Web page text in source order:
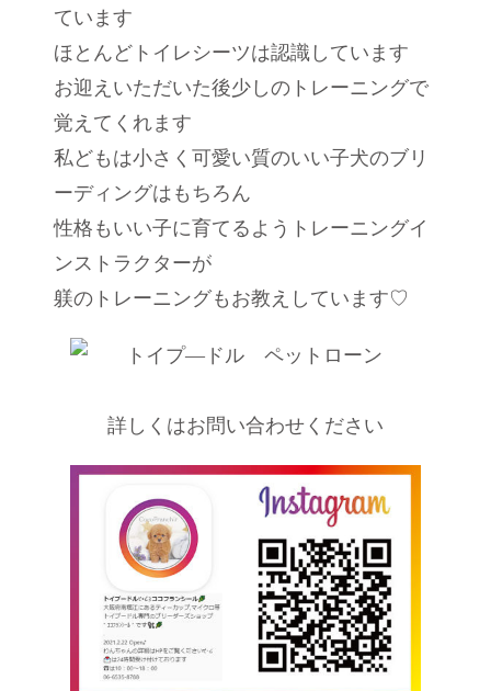
ています
ほとんどトイレシーツは認識しています
お迎えいただいた後少しのトレーニングで
覚えてくれます
私どもは小さく可愛い質のいい子犬のブリ
ーディングはもちろん
性格もいい子に育てるようトレーニングイ
ンストラクターが
躾のトレーニングもお教えしています♡
詳しくはお問い合わせください